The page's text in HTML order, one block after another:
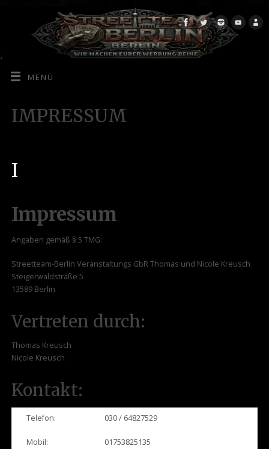
MENÜ
IMPRESSUM
I
Impressum
Angaben gemäß § 5 TMG:
Streetteam-Berlin Veranstaltungs GbR Thomas und Nicole Kreusch
Steigerwaldstraße 5
13589 Berlin
Vertreten durch:
Thomas Kreusch
Nicole Kreusch
Kontakt:
Telefon:
Mobil:
030 / 64827529
01753825135